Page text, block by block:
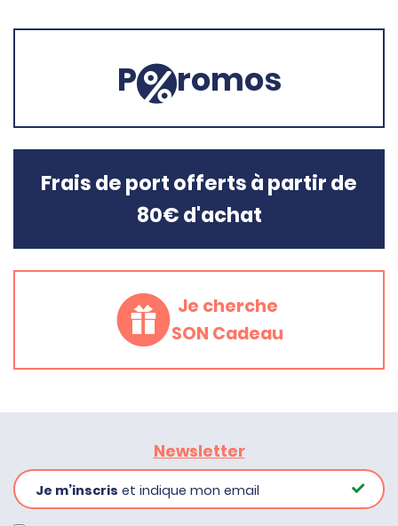
P romos
Frais de port offerts à partir de
80€ d'achat
Je cherche
SON Cadeau
Newsletter
Je m’inscris et indique mon email